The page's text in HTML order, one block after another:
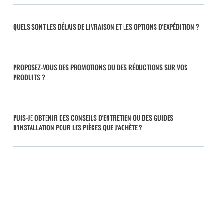
QUELS SONT LES DÉLAIS DE LIVRAISON ET LES OPTIONS D'EXPÉDITION ?
PROPOSEZ-VOUS DES PROMOTIONS OU DES RÉDUCTIONS SUR VOS
PRODUITS ?
PUIS-JE OBTENIR DES CONSEILS D'ENTRETIEN OU DES GUIDES
D'INSTALLATION POUR LES PIÈCES QUE J'ACHÈTE ?